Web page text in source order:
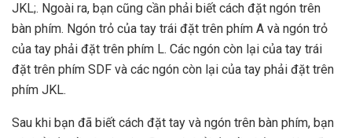
JKL;. Ngoài ra, bạn cũng cần phải biết cách đặt ngón trên
bàn phím. Ngón trỏ của tay trái đặt trên phím A và ngón trỏ
của tay phải đặt trên phím L. Các ngón còn lại của tay trái
đặt trên phím SDF và các ngón còn lại của tay phải đặt trên
phím JKL.
Sau khi bạn đã biết cách đặt tay và ngón trên bàn phím, bạn